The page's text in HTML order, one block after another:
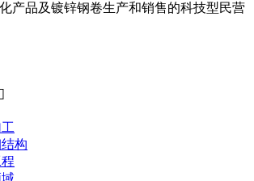
产品及镀锌钢卷生产和销售的科技型民营
构